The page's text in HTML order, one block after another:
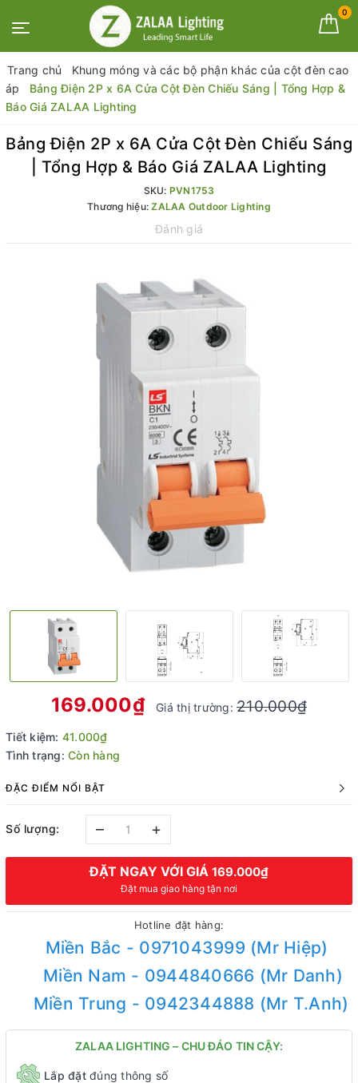
0
Trang chủ
Khung móng và các bộ phận khác của cột đèn cao
áp
Bảng Điện 2P x 6A Cửa Cột Đèn Chiếu Sáng | Tổng Hợp &
Báo Giá ZALAA Lighting
Bảng Điện 2P x 6A Cửa Cột Đèn Chiếu Sáng
| Tổng Hợp & Báo Giá ZALAA Lighting
SKU: PVN1753
Thương hiệu:ZALAA Outdoor Lighting
Đánh giá
169.000₫ Giá thị trường:210.000₫
Tiết kiệm: 41.000₫
Tình trạng: Còn hàng
ĐẶC ĐIỂM NỔI BẬT
Số lượng: – +
ĐẶT NGAY VỚI GIÁ 169.000₫
Đặt mua giao hàng tận nơi
Hotline đặt hàng:
Miền Bắc - 0971043999 (Mr Hiệp)
Miền Nam - 0944840666 (Mr Danh)
Miền Trung - 0942344888 (Mr T.Anh)
ZALAA LIGHTING – CHU ĐÁO TIN CẬY:
Lắp đặtđúng thông số